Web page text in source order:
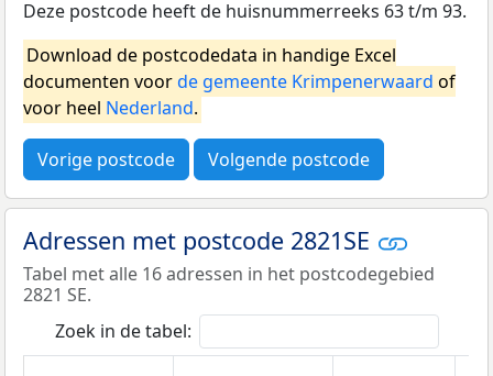
Deze postcode heeft de huisnummerreeks 63 t/m 93.
Download de postcodedata in handige Excel
documenten voorde gemeente Krimpenerwaard of
voor heel Nederland.
Vorige postcode Volgende postcode
Adressen met postcode 2821SE
Tabel met alle 16 adressen in het postcodegebied
2821 SE.
Zoek in de tabel: